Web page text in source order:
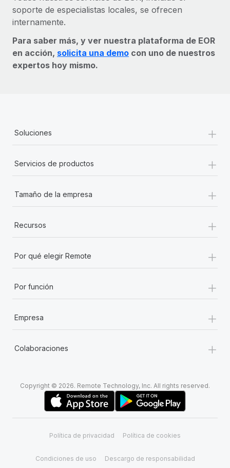
soporte de especialistas locales, se ofrecen
internamente.
Para saber más, y ver nuestra plataforma de EOR
en acción, solicita una demo con uno de nuestros
expertos hoy mismo.
Soluciones +
Servicios de productos +
Tamaño de la empresa +
Recursos +
Por qué elegir Remote +
Por función +
Empresa +
Colaboraciones +
Copyright © 2026. Remote Technology, Inc. All rights reserved.
Política de privacidad Política de cookies
Condiciones de uso Descargo de responsabilidad